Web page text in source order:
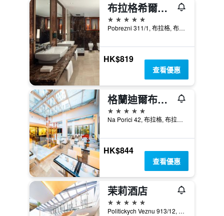
布拉格希爾頓酒店 - 布拉格
5星級
Pobrezni 311/1, 布拉格, 布拉格州, 捷克共和國
HK$819
查看優惠
格蘭迪爾布拉格酒店
5星級
Na Porici 42, 布拉格, 布拉格州, 捷克共和國
HK$844
查看優惠
茉莉酒店
5星級
Politickych Veznu 913/12, 布拉格, 布拉格州, 捷克共和國